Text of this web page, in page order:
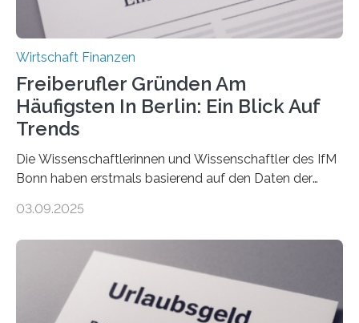
Wirtschaft Finanzen
Freiberufler Gründen Am
Häufigsten In Berlin: Ein Blick Auf
Trends
Die Wissenschaftlerinnen und Wissenschaftler des IfM
Bonn haben erstmals basierend auf den Daten der
Landkreise mit den meisten Gründungen von
ist demnach Berlin. Betrachtet man nur die Gründungen
der Freiberuflerinnen, so liegt Leipzig an der Spitze. In
Berlin starteten in 2024 die meisten Personen in eine
eigene freiberufliche Existenz, dahinter folgten die
03.09.2025